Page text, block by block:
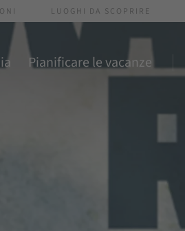
LUOGHI DA SCOPRIRE
Pianificare le vacanze